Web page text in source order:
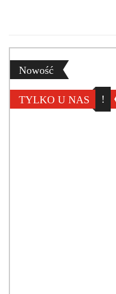
Nowość
TYLKO U NAS !